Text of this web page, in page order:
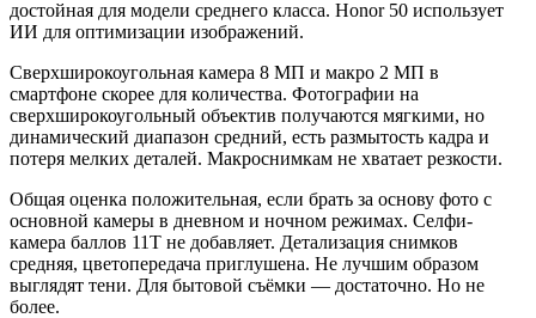
достойная для модели среднего класса. Honor 50 использует
ИИ для оптимизации изображений.
Сверхширокоугольная камера 8 МП и макро 2 МП в
смартфоне скорее для количества. Фотографии на
сверхширокоугольный объектив получаются мягкими, но
динамический диапазон средний, есть размытость кадра и
потеря мелких деталей. Макроснимкам не хватает резкости.
Общая оценка положительная, если брать за основу фото с
основной камеры в дневном и ночном режимах. Селфи-
камера баллов 11T не добавляет. Детализация снимков
средняя, цветопередача приглушена. Не лучшим образом
выглядят тени. Для бытовой съёмки — достаточно. Но не
более.